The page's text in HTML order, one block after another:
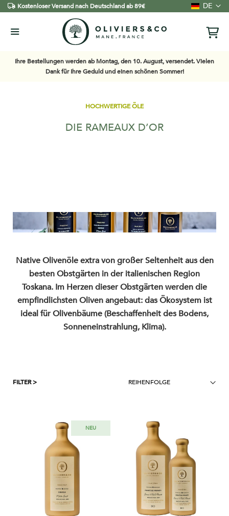
Kostenloser Versand nach Deutschland ab 89€ Sprache
DE
Ihre Bestellungen werden ab Montag, den 10. August, versendet. Vielen
Dank für Ihre Geduld und einen schönen Sommer!
HOCHWERTIGE ÖLE
DIE RAMEAUX D’OR
Native Olivenöle extra von großer Seltenheit aus den
besten Obstgärten in der italienischen Region
Toskana. Im Herzen dieser Obstgärten werden die
empfindlichsten Oliven angebaut: das Ökosystem ist
ideal für Olivenbäume (Beschaffenheit des Bodens,
Sonneneinstrahlung, Klima).
NEU
FILTER >